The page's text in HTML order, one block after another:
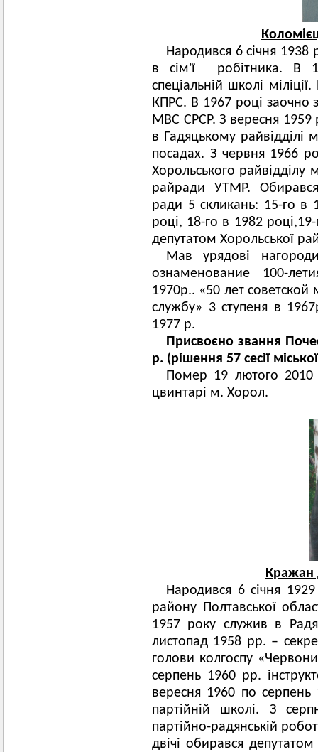
Коломіє
Народився 6 січня 1938
в сім'ї робітника. В
спеціальній школі
КПРС. В 1967 році заочно
МВС СРСР. З вересня 1959
в Гадяцькому райвідділі
посадах. З червня 1966
Хорольського райвідділу
райради УТМР.
ради 5 скликань: 15-го в
році, 18-го в 1982
депутатом Хорольської
Мав урядові
ознаменование 100-
1970р.. «50 лет
службу» 3 ступеня в
1977 р.
Присвоєно звання
р. (рішення 57 сесії
Помер 19 лютого 2010
цвинтарі м. Хорол.
Кражан
Народився 6 січня
району Полтавської
1957 року служив в
листопад 1958 рр. –
голови колгоспу
серпень 1960 рр.
вересня 1960 по серпень
партійній школі. З
партійно-радянській
двічі обирався